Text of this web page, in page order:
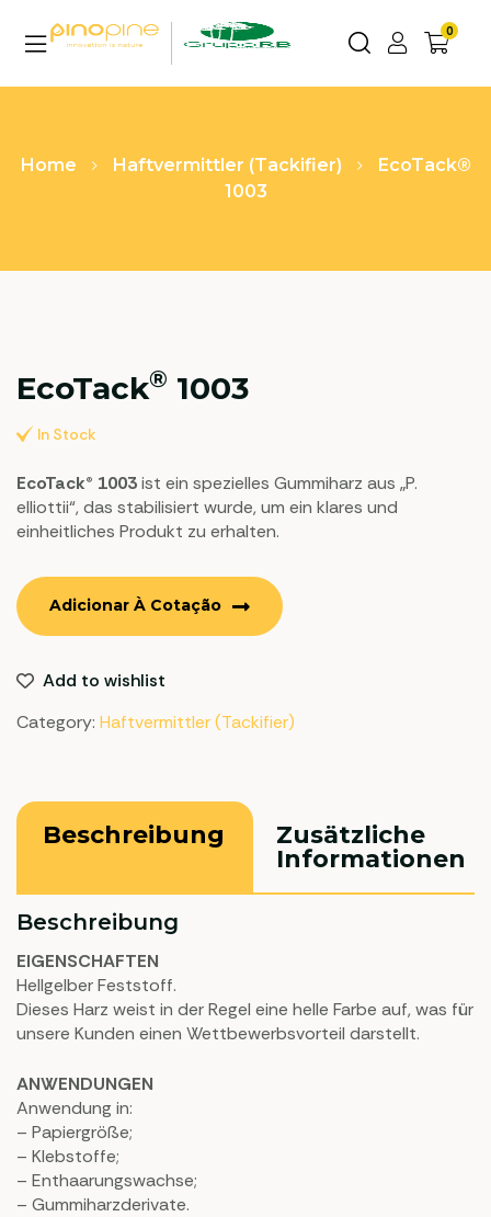
0
Home Haftvermittler (Tackifier)
EcoTack®
1003
EcoTack® 1003
In Stock
EcoTack® 1003ist ein spezielles Gummiharz aus „P.
elliottii“, das stabilisiert wurde, um ein klares und
einheitliches Produkt zu erhalten.
Adicionar À Cotação
Add to wishlist
Category: Haftvermittler (Tackifier)
Beschreibung
Zusätzliche
Informationen
Beschreibung
EIGENSCHAFTEN
Hellgelber Feststoff.
Dieses Harz weist in der Regel eine helle Farbe auf, was für
unsere Kunden einen Wettbewerbsvorteil darstellt.
ANWENDUNGEN
Anwendung in:
– Papiergröße;
– Klebstoffe;
– Enthaarungswachse;
– Gummiharzderivate.